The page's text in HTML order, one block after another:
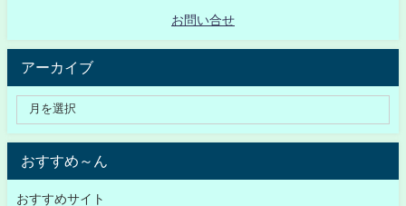
お問い合せ
アーカイブ
おすすめ～ん
おすすめサイト